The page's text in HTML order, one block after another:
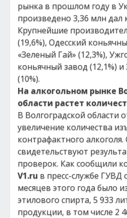
рынка в прошлом году в
произведено 3,36 млн дал
Крупнейшие
(19,6%), Одесский
«Зеленый Гай» (12,3%),
коньячный завод (12,1%)
(10%).
На алкогольном рынке
области растет
В Волгоградской области
увеличение количества
контрафактного
свидетельствуют
проверок. Как сообщили
V1.ru в пресс-службе ГУВД
месяцев этого года было
этилового спирта, 5 933
продукции, в том числе 2